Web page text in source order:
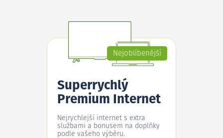
Nejoblíbenější
Superrychlý
Premium Internet
Nejrychlejší internet s extra
službami a bonusem na doplňky
podle vašeho výběru.